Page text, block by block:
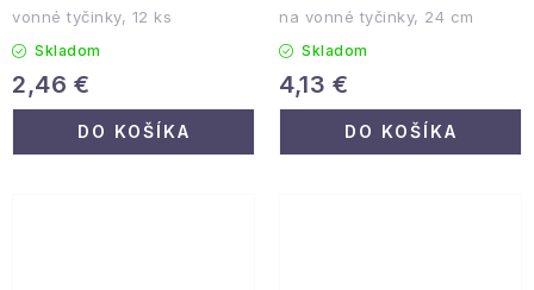
vonné tyčinky, 12 ks
Skladom
2,46 €
DO KOŠÍKA
na vonné tyčinky, 24 cm
Skladom
4,13 €
DO KOŠÍKA